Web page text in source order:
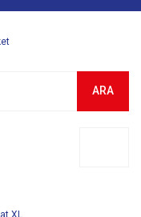
ARA